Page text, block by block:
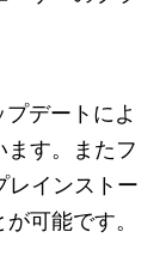
デートによ
ます。またフ
レインストー
可能です。